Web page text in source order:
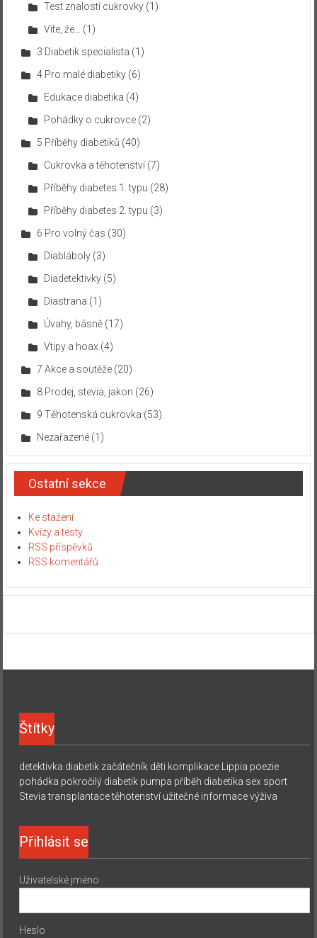
Test znalostí cukrovky(1)
Víte, že… (1)
3 Diabetik specialista (1)
4 Pro malé diabetiky(6)
Edukace diabetika (4)
Pohádky o cukrovce(2)
5 Příběhy diabetiků (40)
Cukrovka a těhotenství(7)
Příběhy diabetes 1. typu (28)
Příběhy diabetes 2. typu (3)
6 Pro volný čas (30)
Diabláboly(3)
Diadetektivky(5)
Diastrana (1)
Úvahy, básně(17)
Vtipy a hoax(4)
7 Akce a soutěže(20)
8 Prodej, stevia, jakon (26)
9 Těhotenská cukrovka (53)
Nezařazené(1)
Ostatní sekce
Ke stažení
Kvízy a testy
RSS příspěvků
RSS komentářů
Štítky
detektivka diabetik začátečník děti komplikace Lippia poezie
pohádka pokročilý diabetik pumpa příběh diabetika sex sport
Stevia transplantace těhotenství užitečné informace výživa
Přihlásit se
Uživatelské jméno
Heslo